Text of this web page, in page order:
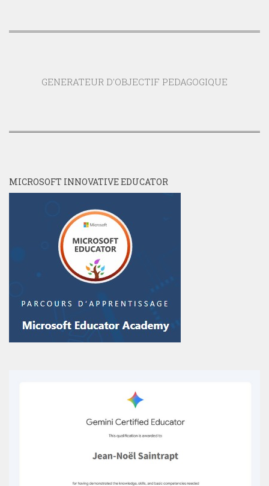
GENERATEUR D'OBJECTIF PEDAGOGIQUE
MICROSOFT INNOVATIVE EDUCATOR